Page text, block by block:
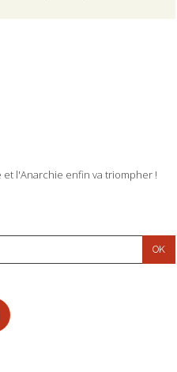
l'Anarchie enfin va triompher !